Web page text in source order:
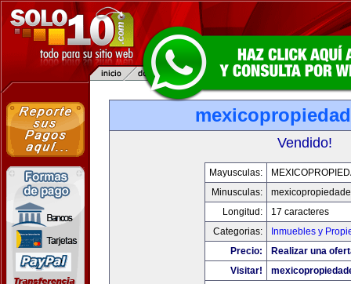
Vendido!
Mayusculas:
Minusculas:
Longitud:
17 caracteres
Categorias:
Inmuebles y
Precio:
Realizar una
Visitar!